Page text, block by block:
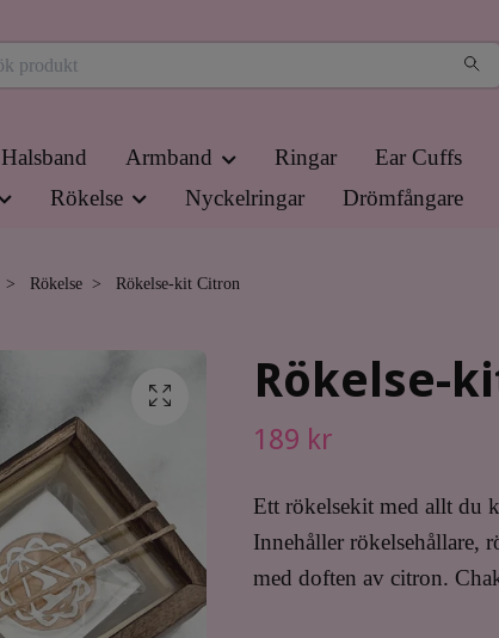
Halsband Armband Ringar Ear Cuffs
Rökelse Nyckelringar Drömfångare
Rökelse Rökelse-kit Citron
Rökelse-
189 kr
Ett rökelsekit med allt du
Innehåller rökelsehållare,
med doften av citron.